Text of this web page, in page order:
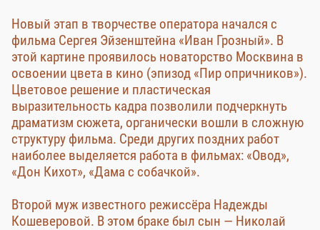
Новый этап в творчестве оператора начался с
фильма Сергея Эйзенштейна «Иван Грозный». В
этой картине проявилось новаторство Москвина в
освоении цвета в кино (эпизод «Пир опричников»).
Цветовое решение и пластическая
выразительность кадра позволили подчеркнуть
драматизм сюжета, органически вошли в сложную
структуру фильма. Среди других поздних работ
наиболее выделяется работа в фильмах: «Овод»,
«Дон Кихот», «Дама с собачкой».
Второй муж известного режиссёра Надежды
Кошеверовой. В этом браке был сын — Николай